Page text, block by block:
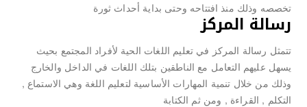
تخصصه وذلك منذ افتتاحه وحتى بداية أحداث ثورة
رسالة المركز
تتمثل رسالة المركز في تعليم اللغات الحية لأفراد المجتمع بحيث
يسهل عليهم التعامل مع الناطقين بتلك اللغات في الداخل والخارج
وذلك من خلال تنمية المهارات الأساسية لتعليم اللغة وهي الاستماع ,
التكلم , القراءة , ومن ثم الكتابة